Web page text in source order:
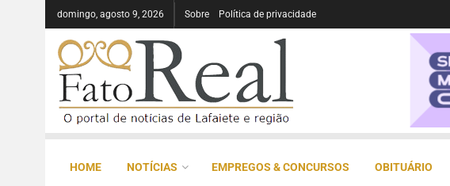
domingo, agosto 9, 2026 Sobre Política de privacidade
HOME NOTÍCIAS EMPREGOS & CONCURSOS OBITUÁRIO